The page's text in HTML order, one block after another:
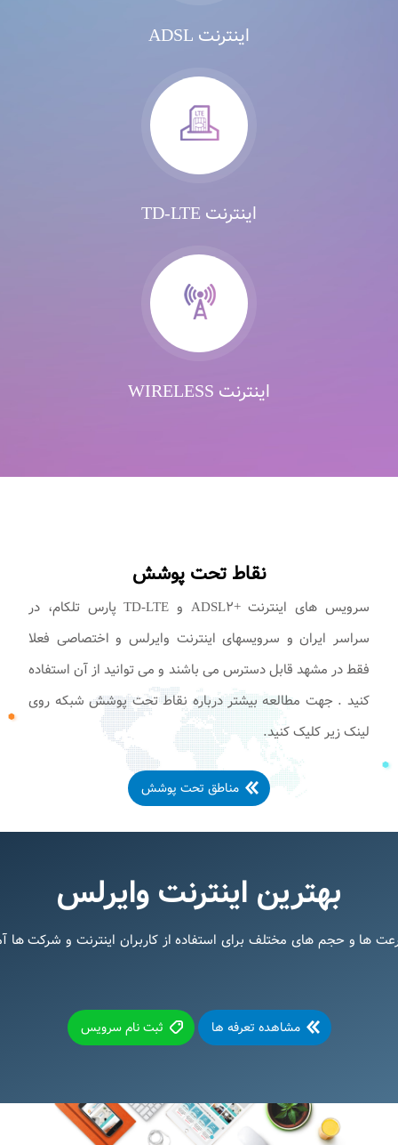
اینترنت ADSL
اینترنت TD-LTE
اینترنت WIRELESS
نقاط تحت پوشش
سرویس های اینترنت +ADSL۲ و TD-LTE پارس تلکام، در
سراسر ایران و سرویسهای اینترنت وایرلس و اختصاصی فعلا
فقط در مشهد قابل دسترس می باشند و می توانید از آن استفاده
کنید . جهت مطالعه بیشتر درباره نقاط تحت پوشش شبکه روی
لینک زیر کلیک کنید.
مناطق تحت پوشش
بهترین اینترنت وایرلس
ها و حجم های مختلف برای استفاده از کاربران اینترنت و شرکت
مشاهده تعرفه ها ثبت نام سرویس